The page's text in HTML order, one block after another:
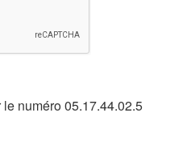
numéro 05.17.44.02.5